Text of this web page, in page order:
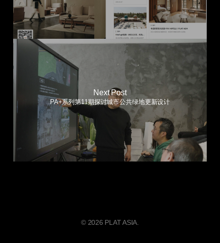
Next Post
PA+系列第11期探讨城市公共绿地更新设计
© 2026 PLAT ASIA.